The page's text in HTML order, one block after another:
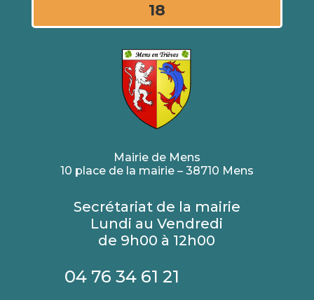
18
Mairie de Mens
10 place de la mairie – 38710 Mens
Secrétariat de la mairie
Lundi au Vendredi
de 9h00 à 12h00
04 76 34 61 21